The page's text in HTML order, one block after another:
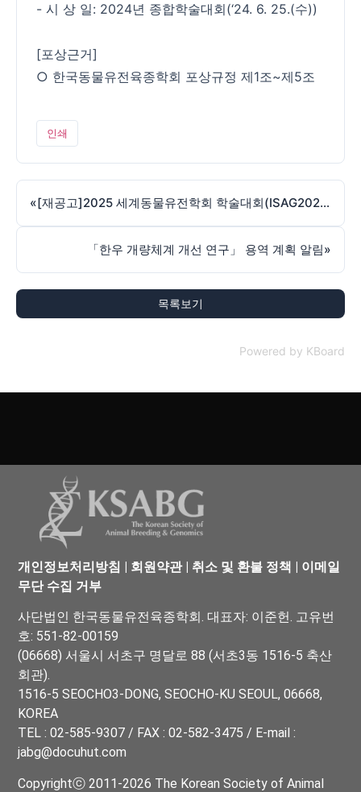
- 시 상 일: 2024년 종합학술대회(‘24. 6. 25.(수))
[포상근거]
○ 한국동물유전육종학회 포상규정 제1조~제5조
인쇄
« [재공고]2025 세계동물유전학회 학술대회(ISAG2025) 행사 기획 및 운영 대행 용역 제안요청서
「한우 개량체계 개선 연구」 용역 계획 알림»
목록보기
Powered by KBoard
개인정보처리방침 | 회원약관| 취소 및 환불 정책 | 이메일
무단 수집 거부
사단법인 한국동물유전육종학회. 대표자: 이준헌. 고유번
호: 551-82-00159
(06668) 서울시 서초구 명달로 88 (서초3동 1516-5 축산
회관).
1516-5 SEOCHO3-DONG, SEOCHO-KU SEOUL, 06668,
KOREA
TEL : 02-585-9307 / FAX : 02-582-3475 / E-mail :
jabg@docuhut.com
Copyrightⓒ 2011-2026 The Korean Society of Animal